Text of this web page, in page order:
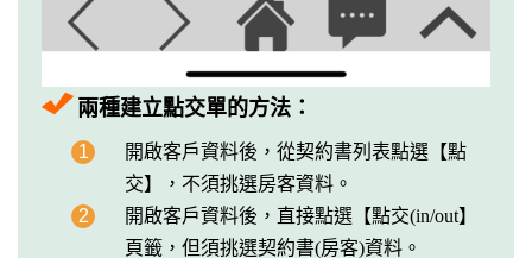
兩種建立點交單的方法：
1
開啟客戶資料後，從契約書列表點選【點
交】，不須挑選房客資料。
2
開啟客戶資料後，直接點選【點交(in/out】
頁籤，但須挑選契約書(房客)資料。